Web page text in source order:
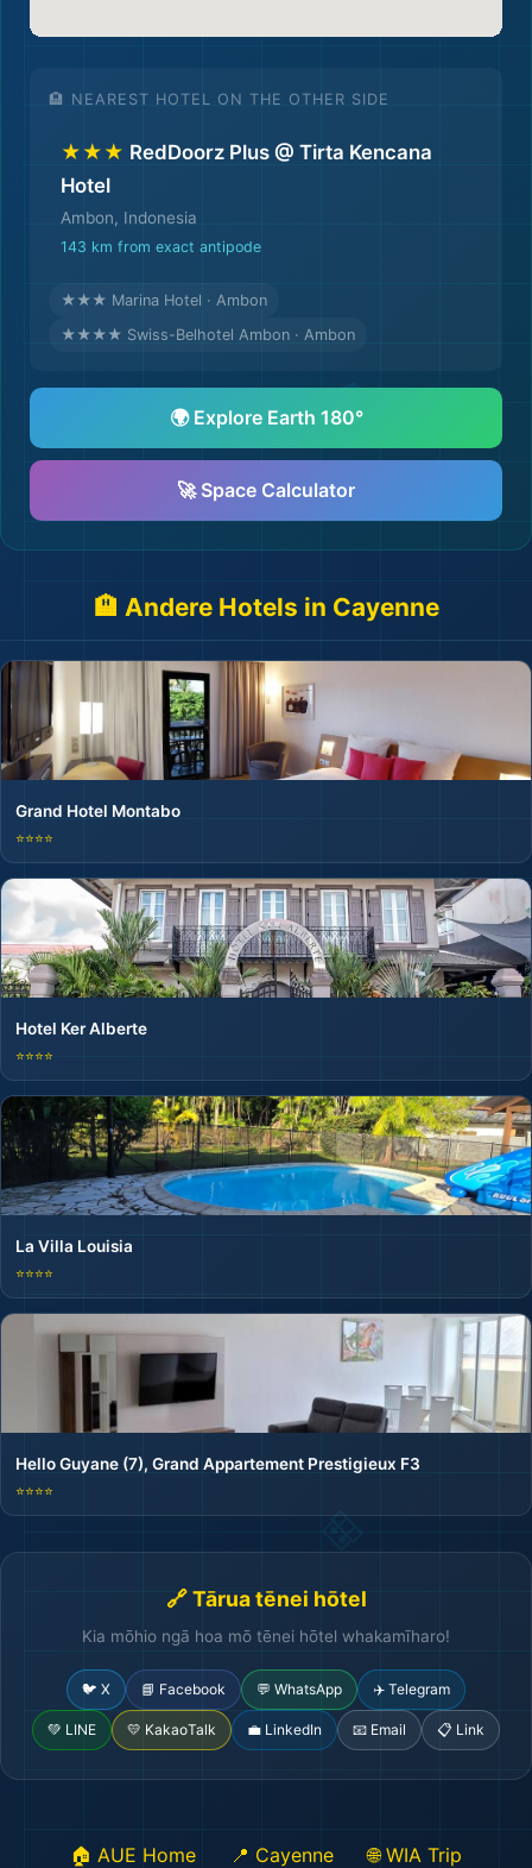
🏨
🏨 NEAREST HOTEL ON THE OTHER SIDE
★★★ RedDoorz Plus @ Tirta Kencana
Hotel
Ambon, Indonesia
143 km from exact antipode
★★★ Marina Hotel · Ambon
★★★★ Swiss-Belhotel Ambon · Ambon
🌍 Explore Earth 180°
🚀 Space Calculator
🏨 Andere Hotels in Cayenne
Grand Hotel Montabo
⭐⭐⭐⭐
Hotel Ker Alberte
⭐⭐⭐⭐
La Villa Louisia
⭐⭐⭐⭐
Hello Guyane (7), Grand Appartement Prestigieux F3
⭐⭐⭐⭐
🔗 Tārua tēnei hōtel
Kia mōhio ngā hoa mō tēnei hōtel whakamīharo!
🐦 X 📘 Facebook 💬 WhatsApp ✈️ Telegram
💚 LINE 💛 KakaoTalk 💼 LinkedIn 📧 Email 📋 Link
🏠 AUE Home 📍 Cayenne 🌐 WIA Trip